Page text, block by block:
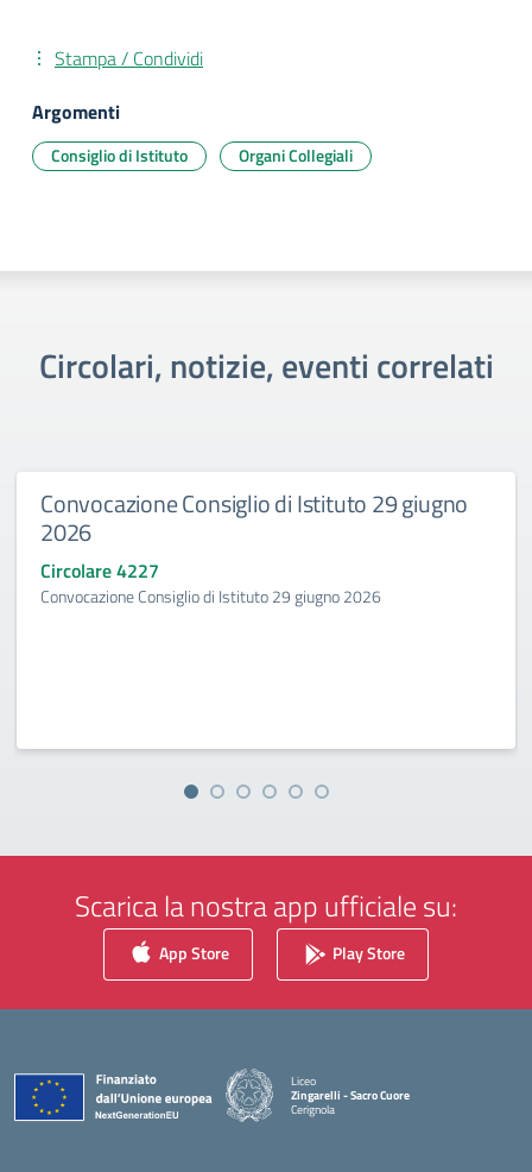
Stampa / Condividi
Argomenti
Consiglio di Istituto Organi Collegiali
Circolari, notizie, eventi correlati
Convocazione Consiglio di Istituto 29 giugno
2026
Circolare 4227
Convocazione Consiglio di Istituto 29 giugno 2026
Scarica la nostra app ufficiale su:
App Store Play Store
Liceo
Zingarelli - Sacro Cuore
Cerignola
— Visita la pagina iniziale della scuola